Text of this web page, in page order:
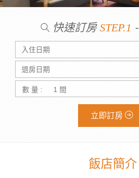
快速訂房 STEP.1 -
數 量 :
立即訂房
飯店簡介